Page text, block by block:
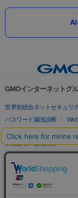
GMOインターネットグ
世界初総合ネットセキュリ
パスワード漏洩診断
実在証明・盗聴対策
サイバー攻撃対策（GMOサ
サイバー攻撃対策（GMO
セキュリティ事業の軌跡